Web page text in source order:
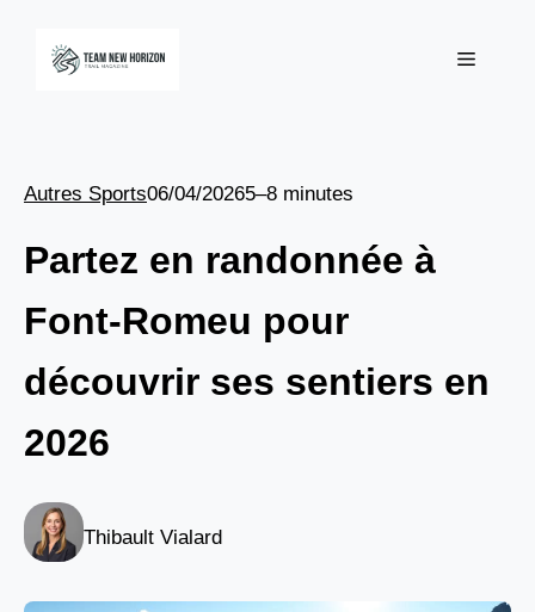
Menu
Autres Sports06/04/20265–8 minutes
Partez en randonnée à
Font-Romeu pour
découvrir ses sentiers en
2026
Thibault Vialard